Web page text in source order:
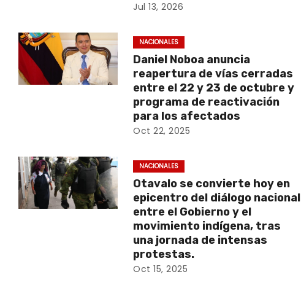
Jul 13, 2026
NACIONALES
Daniel Noboa anuncia
reapertura de vías cerradas
entre el 22 y 23 de octubre y
programa de reactivación
para los afectados
Oct 22, 2025
NACIONALES
Otavalo se convierte hoy en
epicentro del diálogo nacional
entre el Gobierno y el
movimiento indígena, tras
una jornada de intensas
protestas.
Oct 15, 2025